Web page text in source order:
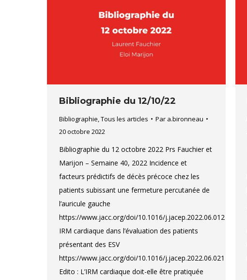
Bibliographie du 12/10/22
Bibliographie,Tous les articles Par a.bironneau
20 octobre 2022
Bibliographie du 12 octobre 2022 Prs Fauchier et
Marijon – Semaine 40, 2022 Incidence et
facteurs prédictifs de décès précoce chez les
patients subissant une fermeture percutanée de
l’auricule gauche
https://www.jacc.org/doi/10.1016/j.jacep.2022.06.012
IRM cardiaque dans l’évaluation des patients
présentant des ESV
https://www.jacc.org/doi/10.1016/j.jacep.2022.06.021
Edito : L’IRM cardiaque doit-elle être pratiquée